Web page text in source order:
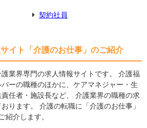
契約社員
イト「介護のお仕事」のご紹介
護業界専門の求人情報サイトです。 介護福
ーの職種のほかに、ケアマネジャー・生
任者・施設長など、 介護業界の職種の求
ります。 介護の転職に「介護のお仕事」
紹介します。